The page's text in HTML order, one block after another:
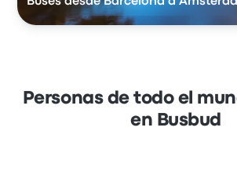
Personas de todo el
en Busbud